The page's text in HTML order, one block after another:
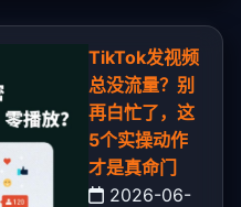
TikTok发视频
总没流量？别
再白忙了，这
5个实操动作
才是真命门
2026-06-